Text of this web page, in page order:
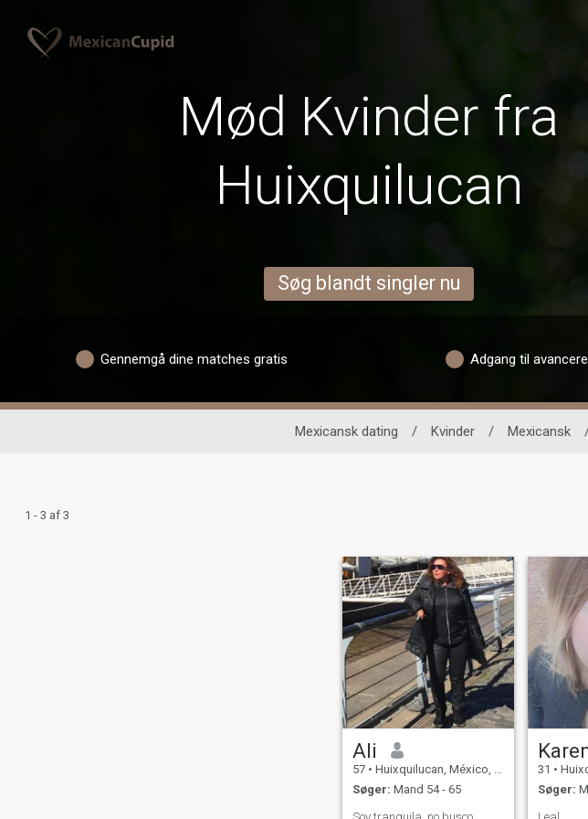
Mød Kvinder fra
Huixquilucan
Søg blandt singler nu
Gennemgå dine matches gratis Adgang til
Mexicansk dating / Kvinder / Mexicansk
1 - 3 af 3
Ali
57 • Huixquilucan, México, Mexico
Søger: Mand 54 - 65
31 •
Søger: